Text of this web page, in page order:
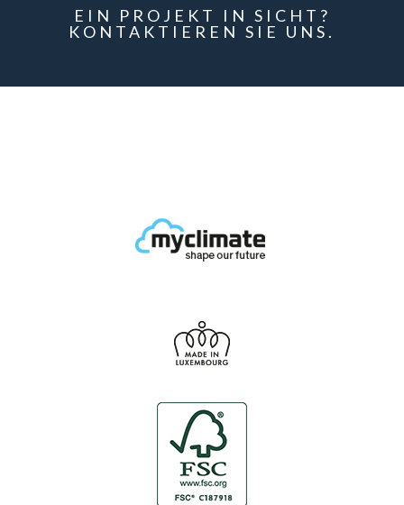
EIN PROJEKT IN SICHT?
KONTAKTIEREN SIE UNS.